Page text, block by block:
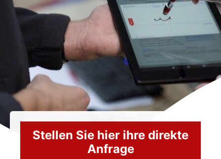
Stellen Sie hier ihre direkte
Anfrage